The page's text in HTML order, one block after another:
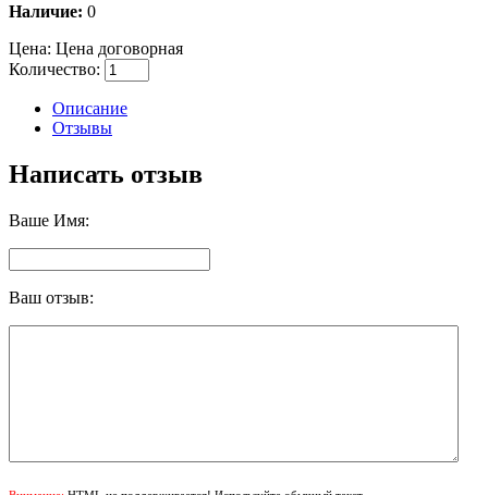
Наличие: 0
Цена: Цена договорная
Количество:
Описание
Отзывы
Написать отзыв
Ваше Имя:
Ваш отзыв: